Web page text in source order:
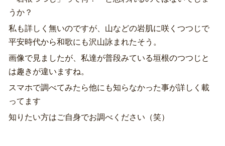
うか？
私も詳しく無いのですが、山などの岩肌に咲くつつじで
平安時代から和歌にも沢山詠まれたそう。
画像で見ましたが、私達が普段みている垣根のつつじと
は趣きが違いますね。
スマホで調べてみたら他にも知らなかった事が詳しく載
ってます
知りたい方はご自身でお調べください（笑）